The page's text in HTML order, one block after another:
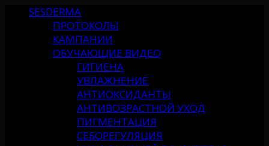
SESDERMA
ПРОТОКОЛЫ
КАМПАНИИ
ОБУЧАЮЩИЕ ВИДЕО
ГИГИЕНА
УВЛАЖНЕНИЕ
АНТИОКСИДАНТЫ
АНТИВОЗРАСТНОЙ УХОД
ПИГМЕНТАЦИЯ
СЕБОРЕГУЛЯЦИЯ